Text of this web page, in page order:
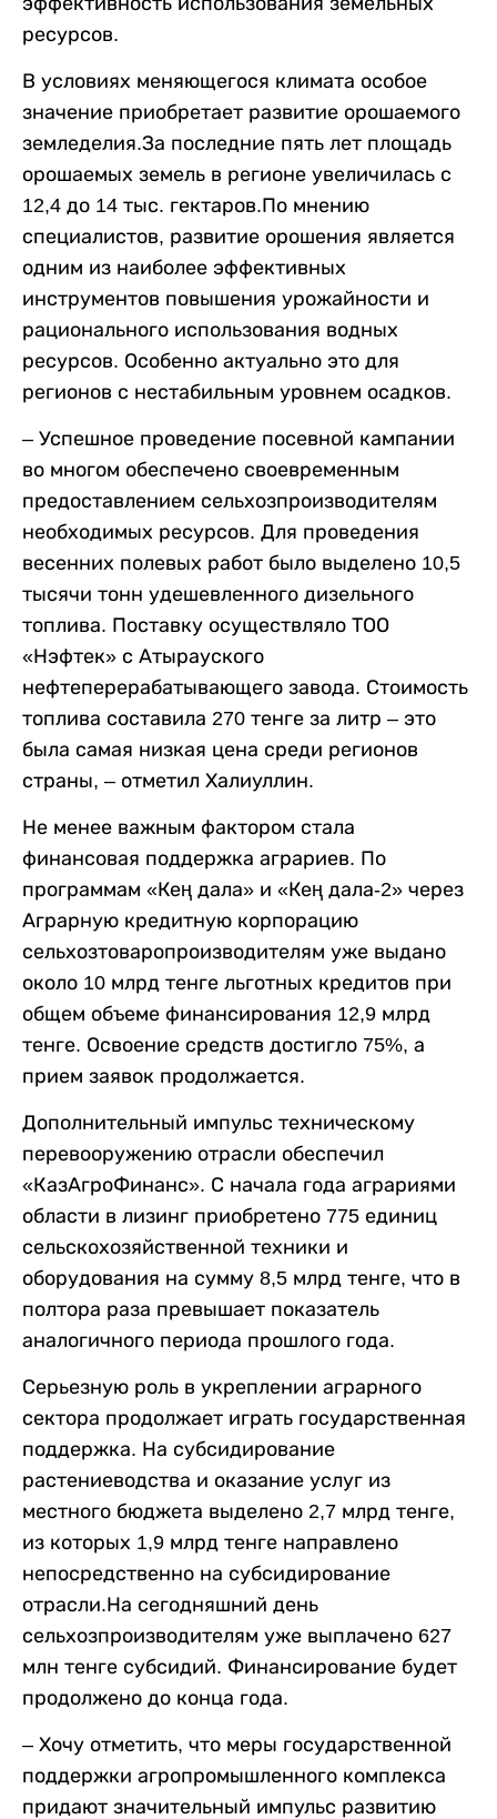
ресурсов.
В условиях меняющегося климата особое
значение приобретает развитие орошаемого
земледелия.За последние пять лет площадь
орошаемых земель в регионе увеличилась с
12,4 до 14 тыс. гектаров.По мнению
специалистов, развитие орошения является
одним из наиболее эффективных
инструментов повышения урожайности и
рационального использования водных
ресурсов. Особенно актуально это для
регионов с нестабильным уровнем осадков.
– Успешное проведение посевной кампании
во многом обеспечено своевременным
предоставлением сельхозпроизводителям
необходимых ресурсов. Для проведения
весенних полевых работ было выделено 10,5
тысячи тонн удешевленного дизельного
топлива. Поставку осуществляло ТОО
«Нэфтек» с Атырауского
нефтеперерабатывающего завода. Стоимость
топлива составила 270 тенге за литр – это
была самая низкая цена среди регионов
страны, – отметил Халиуллин.
Не менее важным фактором стала
финансовая поддержка аграриев. По
программам «Кең дала» и «Кең дала-2» через
Аграрную кредитную корпорацию
сельхозтоваропроизводителям уже выдано
около 10 млрд тенге льготных кредитов при
общем объеме финансирования 12,9 млрд
тенге. Освоение средств достигло 75%, а
прием заявок продолжается.
Дополнительный импульс техническому
перевооружению отрасли обеспечил
«КазАгроФинанс». С начала года аграриями
области в лизинг приобретено 775 единиц
сельскохозяйственной техники и
оборудования на сумму 8,5 млрд тенге, что в
полтора раза превышает показатель
аналогичного периода прошлого года.
Серьезную роль в укреплении аграрного
сектора продолжает играть государственная
поддержка. На субсидирование
растениеводства и оказание услуг из
местного бюджета выделено 2,7 млрд тенге,
из которых 1,9 млрд тенге направлено
непосредственно на субсидирование
отрасли.На сегодняшний день
сельхозпроизводителям уже выплачено 627
млн тенге субсидий. Финансирование будет
продолжено до конца года.
– Хочу отметить, что меры государственной
поддержки агропромышленного комплекса
придают значительный импульс развитию